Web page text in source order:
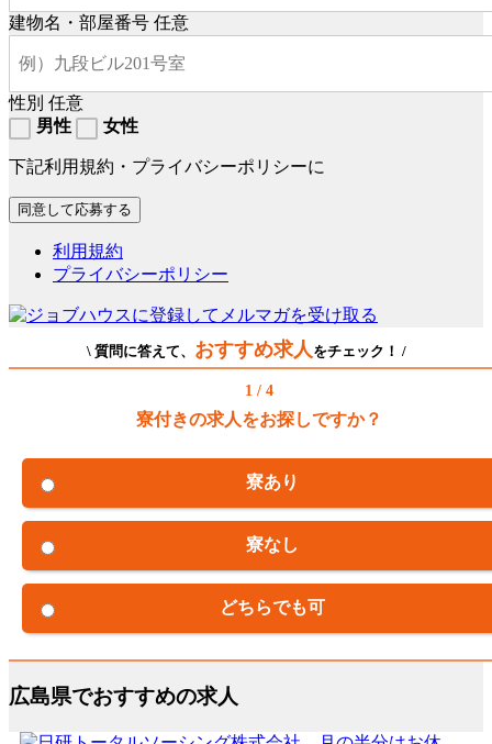
建物名・部屋番号 任意
性別 任意
男性
女性
下記利用規約・プライバシーポリシーに
利用規約
プライバシーポリシー
\ 質問に答えて、 おすすめ求人をチェック！ /
1 / 4
寮付きの求人をお探しですか？
寮あり
寮なし
どちらでも可
広島県でおすすめの求人